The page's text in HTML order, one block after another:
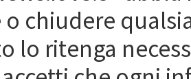
o chiudere
lo ritenga